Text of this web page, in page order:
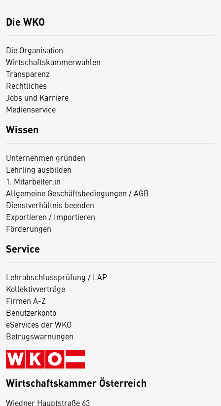
Die WKO
Die Organisation
Wirtschaftskammerwahlen
Transparenz
Rechtliches
Jobs und Karriere
Medienservice
Wissen
Unternehmen gründen
Lehrling ausbilden
1. Mitarbeiter:in
Allgemeine Geschäftsbedingungen / AGB
Dienstverhältnis beenden
Exportieren / Importieren
Förderungen
Service
Lehrabschlussprüfung / LAP
Kollektivverträge
Firmen A-Z
Benutzerkonto
eServices der WKO
Betrugswarnungen
Wirtschaftskammer Österreich
Wiedner Hauptstraße 63